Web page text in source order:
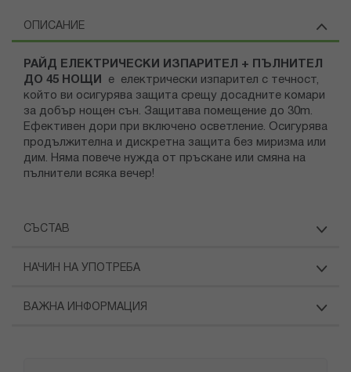
ОПИСАНИЕ
РАЙД ЕЛЕКТРИЧЕСКИ ИЗПАРИТЕЛ + ПЪЛНИТЕЛ
ДО 45 НОЩИ е
електрически изпарител с течност,
който ви осигурява защита срещу досадните комари
за добър нощен сън. Защитава помещение до 30m.
Ефективен дори при включено осветление. Осигурява
продължителна и дискретна защита без миризма или
дим. Няма повече нужда от пръскане или смяна на
пълнители всяка вечер!
СЪСТАВ
НАЧИН НА УПОТРЕБА
ВАЖНА ИНФОРМАЦИЯ